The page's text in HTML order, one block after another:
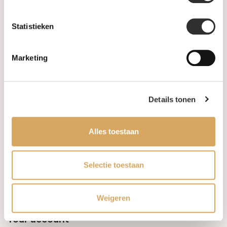
Statistieken
Marketing
Details tonen
Alles toestaan
Selectie toestaan
Weigeren
Leveringsvoorwaarden
Privacy Policy
Your account